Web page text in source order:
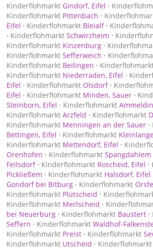
Kinderflohmarkt Gindorf, Eifel ·
Kinderflohmarkt Pittenbach ·
Eifel · Kinderflohmarkt Bleialf·
· Kinderflohmarkt Schwirzheim ·
Kinderflohmarkt Kinzenburg ·
Kinderflohmarkt Sefferweich ·
Kinderflohmarkt Beilingen ·
Kinderflohmarkt Niederraden, Eifel ·
Eifel · Kinderflohmarkt Olsdorf·
Eifel · Kinderflohmarkt Minden, Sauer ·
Steinborn, Eifel · Kinderflohmarkt
Kinderflohmarkt Arzfeld · Kinderflohmarkt
Kinderflohmarkt Menningen an der Sauer ·
Bettingen, Eifel · Kinderflohmarkt
Kinderflohmarkt Mettendorf, Eifel ·
Orenhofen · Kinderflohmarkt Spangdahlem
Feilsdorf· Kinderflohmarkt Roscheid, Eifel ·
Pickließem · Kinderflohmarkt Halsdorf, Eifel
Gondorf bei Bitburg · Kinderflohmarkt
Kinderflohmarkt Plütscheid ·
Kinderflohmarkt Merlscheid ·
bei Neuerburg · Kinderflohmarkt Baustert ·
Seffern · Kinderflohmarkt Waldhof-
Kinderflohmarkt Preist · Kinderflohmarkt
Kinderflohmarkt Utscheid · Kinderflohmarkt